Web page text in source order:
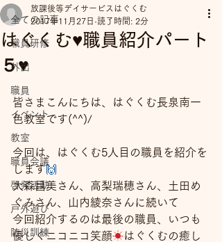
全ての記事
職員研修
外出
職員
イベント
教室
職員会議
啓発活動
戸外遊び
防災訓練
はぐくむ♥職員紹介パート
５♥
放課後等デイサービスはぐくむ
2017年11月27日 読了時間: 2分
皆さまこんにちは、はぐくむ長泉南一
色教室です(^^)/
今回は、はぐくむ5人目の職員を紹介を
します🙌
大森昌美さん、高梨瑞穂さん、土田め
ぐみさん、山内綾奈さんに続いて
今回紹介するのは最後の職員、いつも
優しくニコニコ笑顔☀はぐくむの癒し